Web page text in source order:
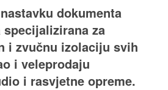
dokumenta
za
i zvučnu izolaciju svih
i veleprodaju
i rasvjetne opreme.